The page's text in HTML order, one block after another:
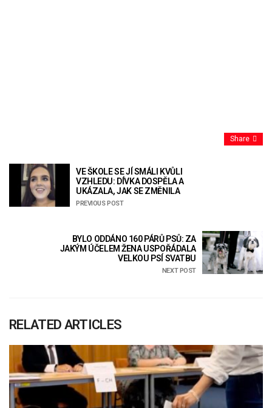
Share
VE ŠKOLE SE JÍ SMÁLI KVŮLI
VZHLEDU: DÍVKA DOSPĚLA A
UKÁZALA, JAK SE ZMĚNILA
PREVIOUS POST
BYLO ODDÁNO 160 PÁRŮ PSŮ: ZA
JAKÝM ÚČELEM ŽENA USPOŘÁDALA
VELKOU PSÍ SVATBU
NEXT POST
RELATED ARTICLES